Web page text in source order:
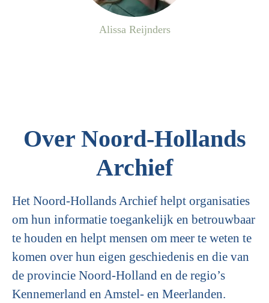
Alissa Reijnders
Over Noord-Hollands
Archief
Het Noord-Hollands Archief helpt organisaties
om hun informatie toegankelijk en betrouwbaar
te houden en helpt mensen om meer te weten te
komen over hun eigen geschiedenis en die van
de provincie Noord-Holland en de regio’s
Kennemerland en Amstel- en Meerlanden.